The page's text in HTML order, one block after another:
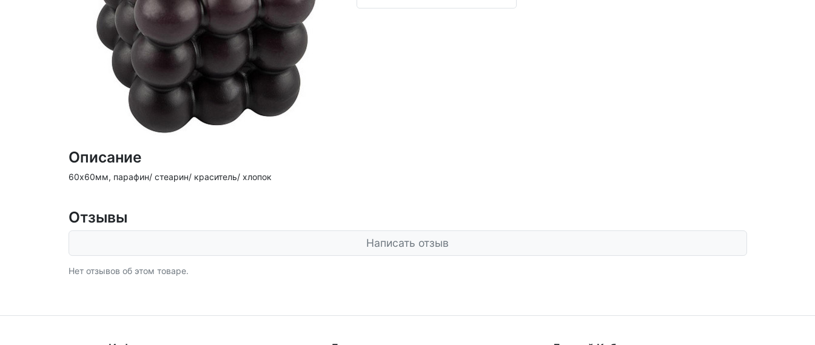
Описание
60х60мм, парафин/ стеарин/ краситель/ хлопок
Отзывы
Написать отзыв
Нет отзывов об этом товаре.